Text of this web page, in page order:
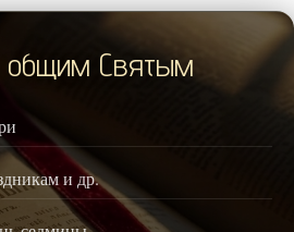
общим Святым
и др.